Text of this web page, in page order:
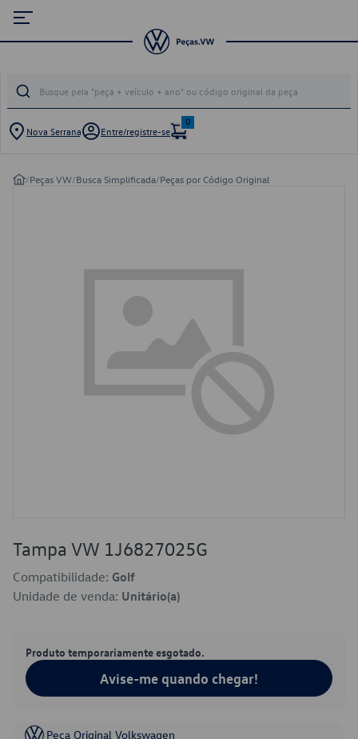
Nova Serrana Entre/registre-se
0
/Peças VW/Busca Simplificada/Peças por Código Original
Tampa VW 1J6827025G
Compatibilidade: Golf
Unidade de venda: Unitário(a)
Produto temporariamente esgotado.
Avise-me quando chegar!
Peça Original Volkswagen